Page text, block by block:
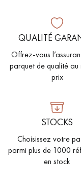
ACCESSOIRES
D'INTÉRIEUR
QUALITÉ
Offrez-vous
parquet de qualité au
prix
STOCKS
Choisissez votre
parmi plus de 1000
en stock